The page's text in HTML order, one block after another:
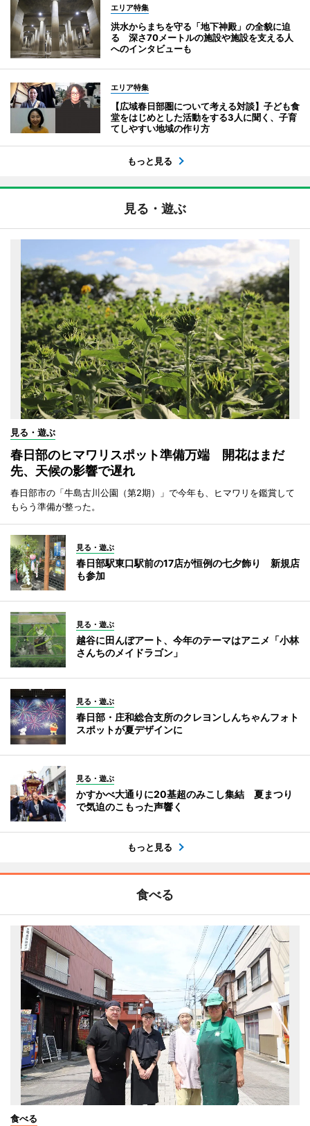
エリア特集
洪水からまちを守る「地下神殿」の全貌に迫
る 深さ70メートルの施設や施設を支える人
へのインタビューも
エリア特集
【広域春日部圏について考える対談】子ども食
堂をはじめとした活動をする3人に聞く、子育
てしやすい地域の作り方
もっと見る
見る・遊ぶ
見る・遊ぶ
春日部のヒマワリスポット準備万端 開花はまだ
先、天候の影響で遅れ
春日部市の「牛島古川公園（第2期）」で今年も、ヒマワリを鑑賞して
もらう準備が整った。
見る・遊ぶ
春日部駅東口駅前の17店が恒例の七夕飾り 新規店
も参加
見る・遊ぶ
越谷に田んぼアート、今年のテーマはアニメ「小林
さんちのメイドラゴン」
見る・遊ぶ
春日部・庄和総合支所のクレヨンしんちゃんフォト
スポットが夏デザインに
見る・遊ぶ
かすかべ大通りに20基超のみこし集結 夏まつり
で気迫のこもった声響く
もっと見る
食べる
食べる